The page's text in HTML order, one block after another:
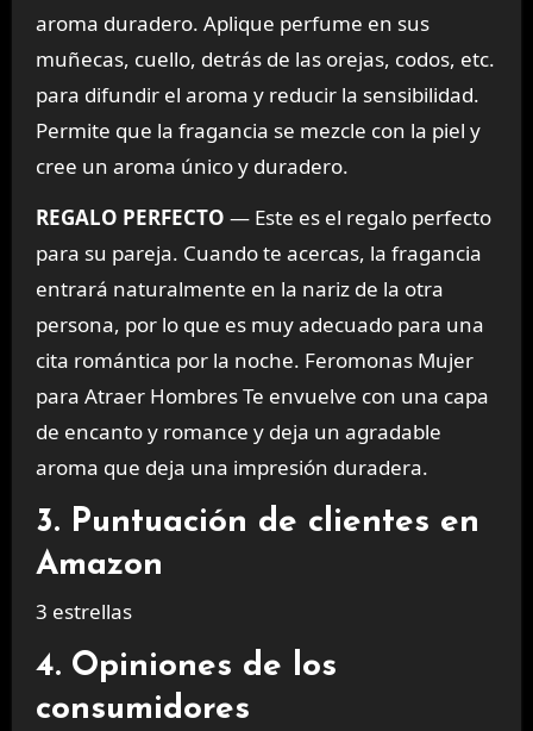
aroma duradero. Aplique perfume en sus
muñecas, cuello, detrás de las orejas, codos, etc.
para difundir el aroma y reducir la sensibilidad.
Permite que la fragancia se mezcle con la piel y
cree un aroma único y duradero.
REGALO PERFECTO — Este es el regalo perfecto
para su pareja. Cuando te acercas, la fragancia
entrará naturalmente en la nariz de la otra
persona, por lo que es muy adecuado para una
cita romántica por la noche. Feromonas Mujer
para Atraer Hombres Te envuelve con una capa
de encanto y romance y deja un agradable
aroma que deja una impresión duradera.
3. Puntuación de clientes en
Amazon
3 estrellas
4. Opiniones de los
consumidores